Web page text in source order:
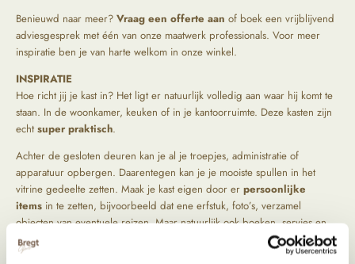
Benieuwd naar meer? Vraag een offerte aan of boek een vrijblijvend
adviesgesprek met één van onze maatwerk professionals. Voor meer
inspiratie ben je van harte welkom in onze winkel.
INSPIRATIE
Hoe richt jij je kast in? Het ligt er natuurlijk volledig aan waar hij komt te
staan. In de woonkamer, keuken of in je kantoorruimte. Deze kasten zijn
echt super praktisch.
Achter de gesloten deuren kan je al je troepjes, administratie of
apparatuur opbergen. Daarentegen kan je je mooiste spullen in het
vitrine gedeelte zetten. Maak je kast eigen door er persoonlijke
items in te zetten, bijvoorbeeld dat ene erfstuk, foto’s, verzamel
objecten van eventuele reizen. Maar natuurlijk ook boeken, servies en
andere decoratieve items kunnen super tof staan in je droomkast!